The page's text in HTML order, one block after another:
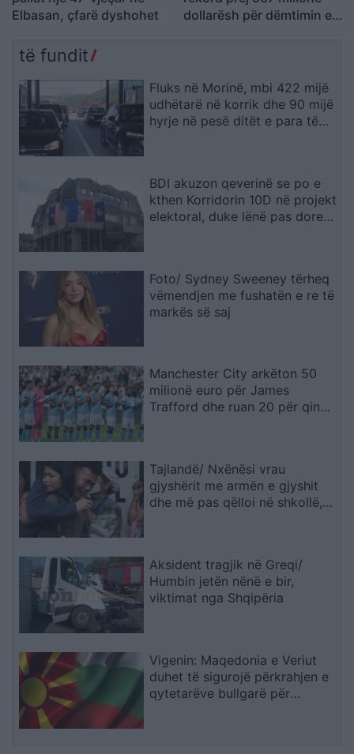
Elbasan, çfarë dyshohet
dollarësh për dëmtimin e
të fundit
Fluks në Morinë, mbi 422 mijë
udhëtarë në korrik dhe 90 mijë
hyrje në pesë ditët e para të
BDI akuzon qeverinë se po e
kthen Korridorin 10D në projekt
elektoral, duke lënë pas dore
Foto/ Sydney Sweeney tërheq
vëmendjen me fushatën e re të
markës së saj
Manchester City arkëton 50
milionë euro për James
Trafford dhe ruan 20 për qind
Tajlandë/ Nxënësi vrau
gjyshërit me armën e gjyshit
dhe më pas qëlloi në shkollë,
Aksident tragjik në Greqi/
Humbin jetën nënë e bir,
viktimat nga Shqipëria
Vigenin: Maqedonia e Veriut
duhet të sigurojë përkrahjen e
qytetarëve bullgarë për